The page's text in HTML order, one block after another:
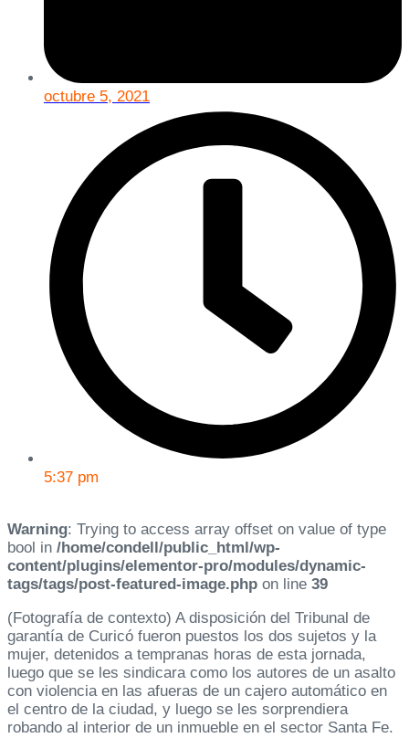
octubre 5, 2021
5:37 pm
Warning: Trying to access array offset on value of type
bool in /home/condell/public_html/wp-
content/plugins/elementor-pro/modules/dynamic-
tags/tags/post-featured-image.php on line 39
(Fotografía de contexto) A disposición del Tribunal de
garantía de Curicó fueron puestos los dos sujetos y la
mujer, detenidos a tempranas horas de esta jornada,
luego que se les sindicara como los autores de un asalto
con violencia en las afueras de un cajero automático en
el centro de la ciudad, y luego se les sorprendiera
robando al interior de un inmueble en el sector Santa Fe.